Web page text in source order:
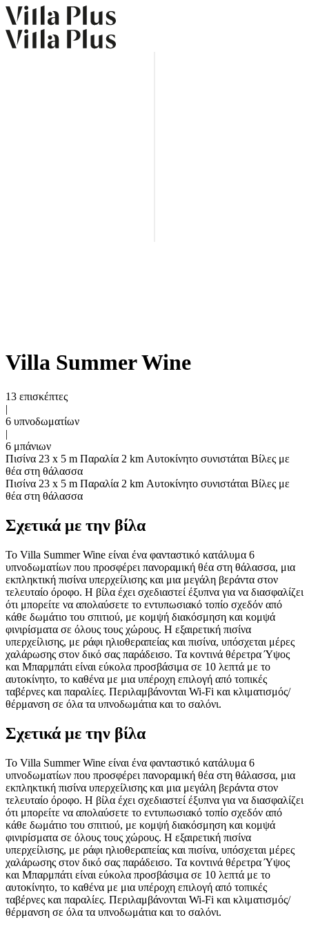
Villa Summer Wine
13 επισκέπτες
|
6 υπνοδωματίων
|
6 μπάνιων
Πισίνα 23 x 5 m Παραλία 2 km Αυτοκίνητο συνιστάται Βίλες με
θέα στη θάλασσα
Πισίνα 23 x 5 m Παραλία 2 km Αυτοκίνητο συνιστάται Βίλες με
θέα στη θάλασσα
Σχετικά με την βίλα
Το Villa Summer Wine είναι ένα φανταστικό κατάλυμα 6
υπνοδωματίων που προσφέρει πανοραμική θέα στη θάλασσα, μια
εκπληκτική πισίνα υπερχείλισης και μια μεγάλη βεράντα στον
τελευταίο όροφο. Η βίλα έχει σχεδιαστεί έξυπνα για να διασφαλίζει
ότι μπορείτε να απολαύσετε το εντυπωσιακό τοπίο σχεδόν από
κάθε δωμάτιο του σπιτιού, με κομψή διακόσμηση και κομψά
φινιρίσματα σε όλους τους χώρους. Η εξαιρετική πισίνα
υπερχείλισης, με ράφι ηλιοθεραπείας και πισίνα, υπόσχεται μέρες
χαλάρωσης στον δικό σας παράδεισο. Τα κοντινά θέρετρα Ύψος
και Μπαρμπάτι είναι εύκολα προσβάσιμα σε 10 λεπτά με το
αυτοκίνητο, το καθένα με μια υπέροχη επιλογή από τοπικές
ταβέρνες και παραλίες. Περιλαμβάνονται Wi-Fi και κλιματισμός/
θέρμανση σε όλα τα υπνοδωμάτια και το σαλόνι.
Σχετικά με την βίλα
Το Villa Summer Wine είναι ένα φανταστικό κατάλυμα 6
υπνοδωματίων που προσφέρει πανοραμική θέα στη θάλασσα, μια
εκπληκτική πισίνα υπερχείλισης και μια μεγάλη βεράντα στον
τελευταίο όροφο. Η βίλα έχει σχεδιαστεί έξυπνα για να διασφαλίζει
ότι μπορείτε να απολαύσετε το εντυπωσιακό τοπίο σχεδόν από
κάθε δωμάτιο του σπιτιού, με κομψή διακόσμηση και κομψά
φινιρίσματα σε όλους τους χώρους. Η εξαιρετική πισίνα
υπερχείλισης, με ράφι ηλιοθεραπείας και πισίνα, υπόσχεται μέρες
χαλάρωσης στον δικό σας παράδεισο. Τα κοντινά θέρετρα Ύψος
και Μπαρμπάτι είναι εύκολα προσβάσιμα σε 10 λεπτά με το
αυτοκίνητο, το καθένα με μια υπέροχη επιλογή από τοπικές
ταβέρνες και παραλίες. Περιλαμβάνονται Wi-Fi και κλιματισμός/
θέρμανση σε όλα τα υπνοδωμάτια και το σαλόνι.